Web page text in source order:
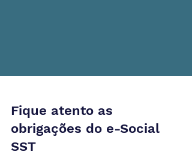
Fique atento as
obrigações do e-Social